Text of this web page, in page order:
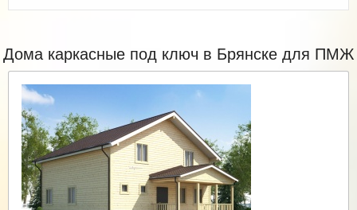
Дома каркасные под ключ в Брянске для ПМЖ